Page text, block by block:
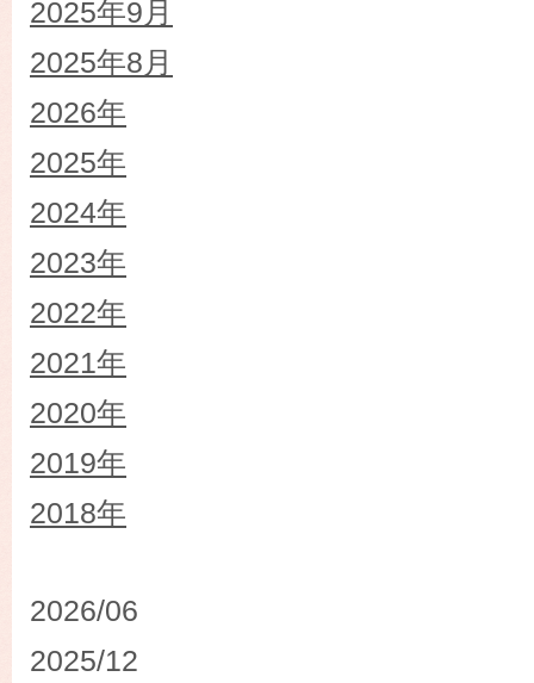
2025年9月
2025年8月
2026年
2025年
2024年
2023年
2022年
2021年
2020年
2019年
2018年
2026/06
2025/12